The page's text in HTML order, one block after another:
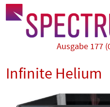
Ausgabe 177
Infinite Helium